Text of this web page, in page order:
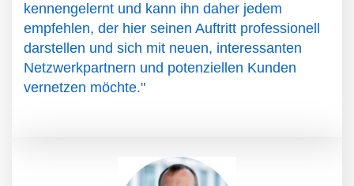
kennengelernt und kann ihn daher jedem
empfehlen, der hier seinen Auftritt professionell
darstellen und sich mit neuen, interessanten
Netzwerkpartnern und potenziellen Kunden
vernetzen möchte."